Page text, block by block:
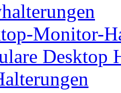
Monitor-
Desktop